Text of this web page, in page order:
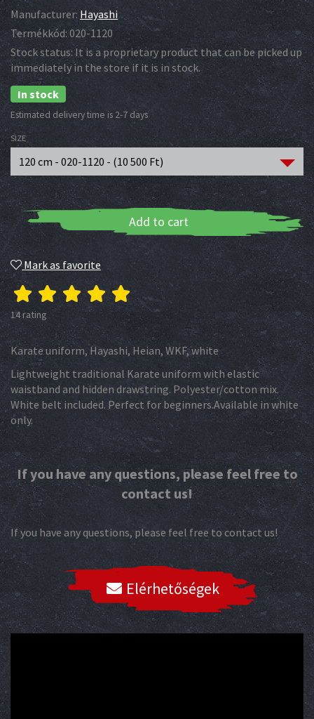
Manufacturer: Hayashi
Termékkód: 020-1120
Stock status:It is a proprietary product that can be picked up
immediately in the store if it is in stock.
In stock
Estimated delivery time is 2-7 days
SIZE
120 cm - 020-1120 - (10 500 Ft)
Add to cart
Mark as favorite
14 rating
Karate uniform, Hayashi, Heian, WKF, white
Lightweight traditional Karate uniform with elastic
waistband and hidden drawstring. Polyester/cotton mix.
White belt included. Perfect for beginners.Available in white
only.
If you have any questions, please feel free to
contact us!
If you have any questions, please feel free to contact us!
Elérhetőségek